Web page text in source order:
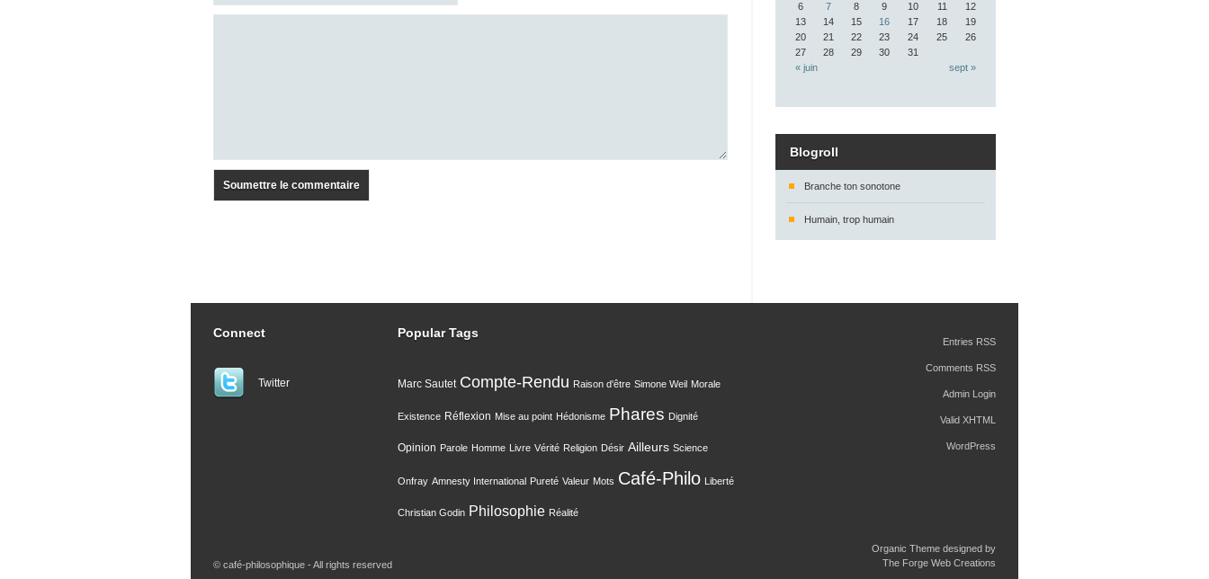
« juin sept »
6
7 8 9 10 11
12
13
14 15 16 17 18
19
20
21 22 23 24 25
26
27
28 29 30 31
Blogroll
Branche ton sonotone
Humain, trop humain
Connect
Twitter
Popular Tags
Marc Sautet Compte-Rendu Raison d'être Simone Weil Morale
Existence Réflexion Mise au point Hédonisme Phares Dignité
Opinion Parole Homme Livre Vérité Religion Désir Ailleurs Science
Onfray Amnesty International Pureté Valeur Mots Café-Philo Liberté
Christian Godin Philosophie Réalité
Entries RSS
Comments RSS
Admin Login
Valid XHTML
WordPress
© café-philosophique - All rights reserved
Organic Theme designed by
The Forge Web Creations